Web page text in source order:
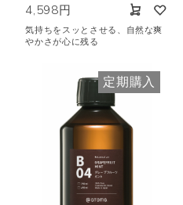
4,598円
気持ちをスッとさせる、自然な爽
やかさが心に残る
定期購入